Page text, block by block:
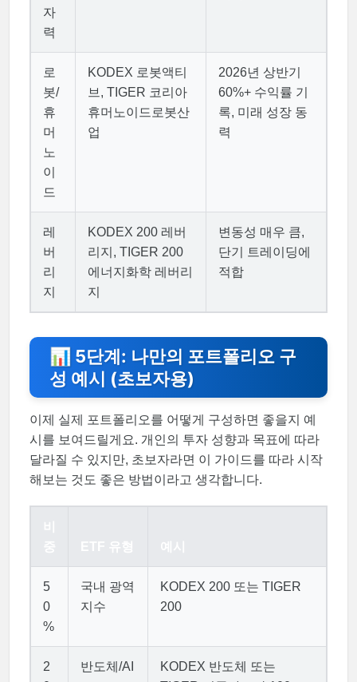
자
력
로
봇/
휴
머
노
이
드
KODEX 로봇액티
브, TIGER 코리아
휴머노이드로봇산
업
2026년 상반기
60%+ 수익률 기
록, 미래 성장 동
력
레
버
리
지
KODEX 200 레버
리지, TIGER 200
에너지화학 레버리
지
변동성 매우 큼,
단기 트레이딩에
적합
📊 5단계: 나만의 포트폴리오 구
성 예시 (초보자용)
이제 실제 포트폴리오를 어떻게 구성하면 좋을지 예
시를 보여드릴게요. 개인의 투자 성향과 목표에 따라
달라질 수 있지만, 초보자라면 이 가이드를 따라 시작
해보는 것도 좋은 방법이라고 생각합니다.
5
0
%
국내 광역
지수
KODEX 200 또는 TIGER
200
2
반도체/AI
KODEX 반도체 또는